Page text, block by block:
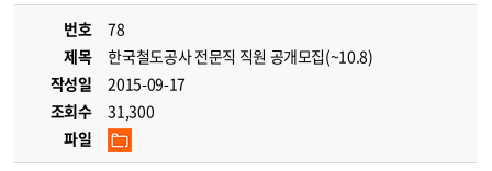
번호
78
제목
한국철도공사 전문직 직원 공개모집(~10.8)
작성일
2015-09-17
조회수
31,300
파일